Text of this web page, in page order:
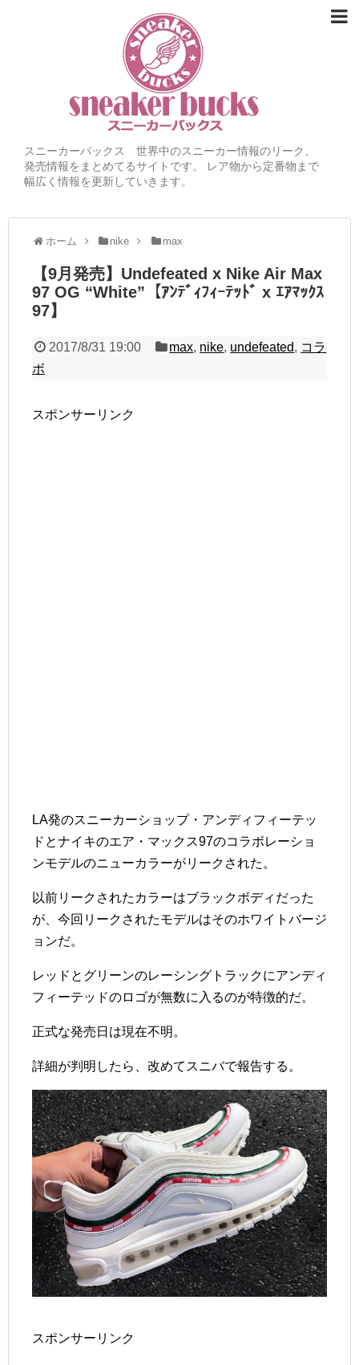
スニーカーバックス 世界中のスニーカー情報のリーク、
発売情報をまとめてるサイトです。 レア物から定番物まで
幅広く情報を更新していきます。
ホーム nike max
【9月発売】Undefeated x Nike Air Max
97 OG “White”【ｱﾝﾃﾞｨﾌｨｰﾃｯﾄﾞ x ｴｱﾏｯｸｽ
97】
2017/8/31 19:00 max, nike, undefeated, コラ
ボ
スポンサーリンク
LA発のスニーカーショップ・アンディフィーテッ
ドとナイキのエア・マックス97のコラボレーショ
ンモデルのニューカラーがリークされた。
以前リークされたカラーはブラックボディだった
が、今回リークされたモデルはそのホワイトバージ
ョンだ。
レッドとグリーンのレーシングトラックにアンディ
フィーテッドのロゴが無数に入るのが特徴的だ。
正式な発売日は現在不明。
詳細が判明したら、改めてスニバで報告する。
スポンサーリンク